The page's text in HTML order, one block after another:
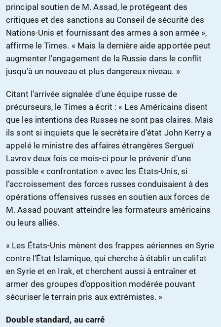
principal soutien de M. Assad, le protégeant des
critiques et des sanctions au Conseil de sécurité des
Nations-Unis et fournissant des armes à son armée »,
affirme le Times. « Mais la dernière aide apportée peut
augmenter l’engagement de la Russie dans le conflit
jusqu’à un nouveau et plus dangereux niveau. »
Citant l’arrivée signalée d’une équipe russe de
précurseurs, le Times a écrit : « Les Américains disent
que les intentions des Russes ne sont pas claires. Mais
ils sont si inquiets que le secrétaire d’état John Kerry a
appelé le ministre des affaires étrangères Sergueï
Lavrov deux fois ce mois-ci pour le prévenir d’une
possible « confrontation » avec les États-Unis, si
l’accroissement des forces russes conduisaient à des
opérations offensives russes en soutien aux forces de
M. Assad pouvant atteindre les formateurs américains
ou leurs alliés.
« Les États-Unis mènent des frappes aériennes en Syrie
contre l’État Islamique, qui cherche à établir un califat
en Syrie et en Irak, et cherchent aussi à entraîner et
armer des groupes d’opposition modérée pouvant
sécuriser le terrain pris aux extrémistes. »
Double standard, au carré